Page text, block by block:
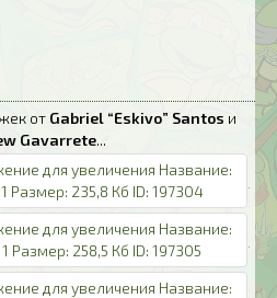
от Gabriel “Eskivo” Santos и
Gavarrete...